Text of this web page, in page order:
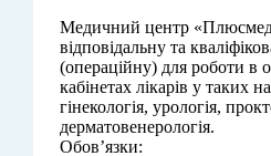
Медичний центр
відповідальну та
(операційну) для роботи в
кабінетах лікарів у таких
гінекологія, урологія,
дерматовенерологія.
Обов’язки: